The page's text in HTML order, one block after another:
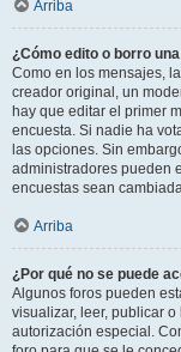
Arriba
¿Cómo edito o borro
Como en los mensajes,
creador original, un
hay que editar el primer
encuesta. Si nadie ha
las opciones. Sin
administradores pueden
encuestas sean
Arriba
¿Por qué no se puede
Algunos foros pueden
visualizar, leer, publicar
autorización especial.